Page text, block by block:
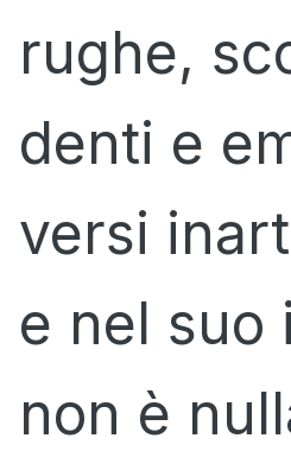
rughe,
denti e
versi
e nel suo
non è